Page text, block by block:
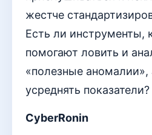
жестче
Есть ли инструменты,
помогают ловить и
«полезные аномалии»,
усреднять показатели?
CyberRonin